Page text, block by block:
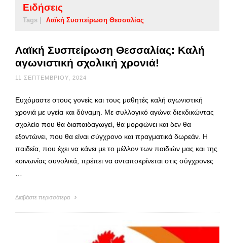
Ειδήσεις
Tags | Λαϊκή Συσπείρωση Θεσσαλίας
Λαϊκή Συσπείρωση Θεσσαλίας: Καλή
αγωνιστική σχολική χρονιά!
11 ΣΕΠΤΕΜΒΡΊΟΥ, 2024
Ευχόμαστε στους γονείς και τους μαθητές καλή αγωνιστική
χρονιά με υγεία και δύναμη. Με συλλογικό αγώνα διεκδικώντας
σχολείο που θα διαπαιδαγωγεί, θα μορφώνει και δεν θα
εξοντώνει, που θα είναι σύγχρονο και πραγματικά δωρεάν. Η
παιδεία, που έχει να κάνει με το μέλλον των παιδιών μας και της
κοινωνίας συνολικά, πρέπει να ανταποκρίνεται στις σύγχρονες
…
Διαβάστε περισσότερα